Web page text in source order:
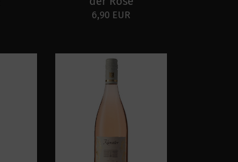
6,90 EUR